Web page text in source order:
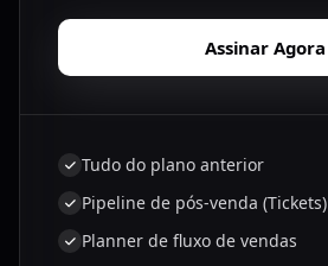
Assinar Agora
Tudo do plano anterior
Pipeline de pós-venda (Tickets)
Planner de fluxo de vendas